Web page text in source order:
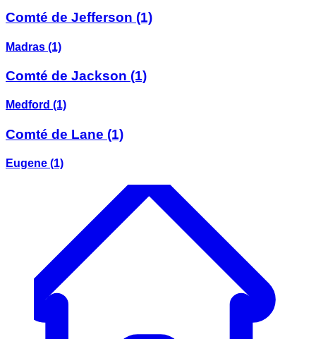
Comté de Jefferson (1)
Madras (1)
Comté de Jackson (1)
Medford (1)
Comté de Lane (1)
Eugene (1)